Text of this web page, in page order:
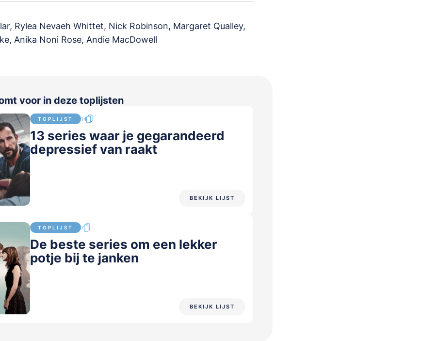
Rylea Nevaeh Whittet, Nick Robinson, Margaret Qualley,
Anika Noni Rose, Andie MacDowell
voor in deze toplijsten
TOPLIJST 14
13 series waar je gegarandeerd
depressief van raakt
BEKIJK LIJST
TOPLIJST 7
De beste series om een lekker
potje bij te janken
BEKIJK LIJST